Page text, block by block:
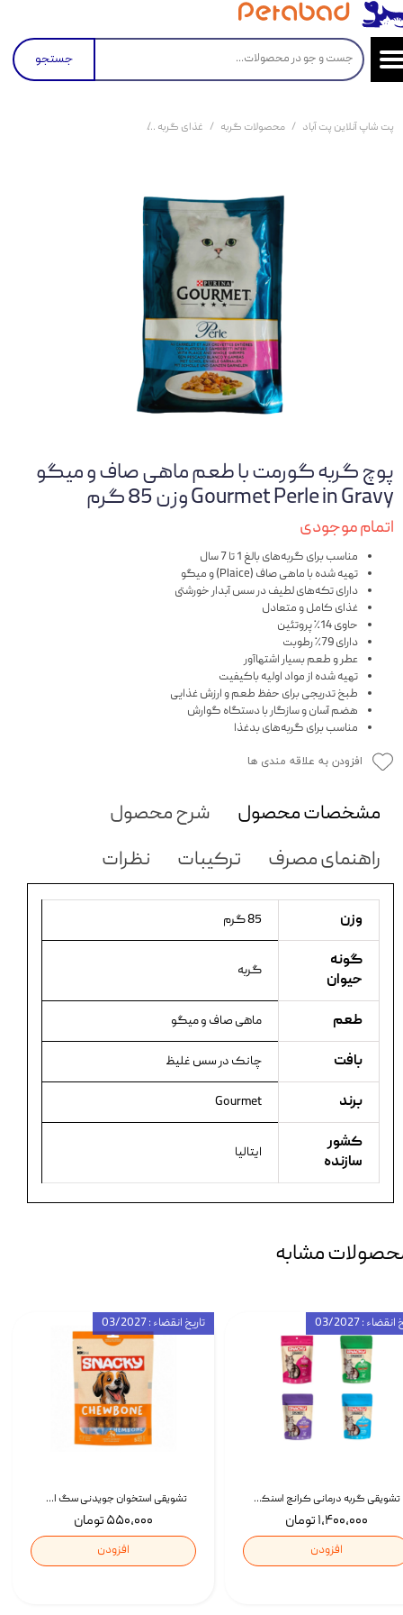
جستجو
پت شاپ آنلاین پت آباد محصولات گربه غذای گربه
پوچ گربه گورمت با طعم ماهی صاف و میگو
Gourmet Perle in Gravy وزن 85 گرم
اتمام موجودی
مناسب برای گربه‌های بالغ 1 تا 7 سال
تهیه شده با ماهی صاف (Plaice) و میگو
دارای تکه‌های لطیف در سس آبدار خورشتی
غذای کامل و متعادل
حاوی 14٪ پروتئین
دارای 79٪ رطوبت
عطر و طعم بسیار اشتها‌آور
تهیه شده از مواد اولیه باکیفیت
طبخ تدریجی برای حفظ طعم و ارزش غذایی
هضم آسان و سازگار با دستگاه گوارش
مناسب برای گربه‌های بدغذا
افزودن به علاقه مندی ها
مشخصات محصول
شرح محصول
راهنمای مصرف
ترکیبات نظرات
وزن 85 گرم
گونه
حیوان
گربه
طعم ماهی صاف و میگو
بافت چانک در سس غلیظ
برند Gourmet
کشور
سازنده
ایتالیا
مشابه
تشویقی استخوان جویدنی سگ اسنکی کرانچی با طعم مرغ Snacky Crunchy Munchy وزن 100 گرم
۵۵۰,۰۰۰ تومان
افزودن
تاریخ انقضاء : 03/2027
تشویقی گربه درمانی کرانچ اسنکی با طعم میکس Snacky Crunch Cat Treats وزن 60 گرم بسته 4 عددی
۱,۴۰۰,۰۰۰ تومان
افزودن
: 03/2027